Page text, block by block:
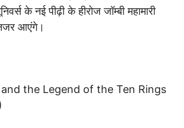
के नई पीढ़ी के हीरोज जॉम्बी महामारी
आएंगे।
the Legend of the Ten Rings